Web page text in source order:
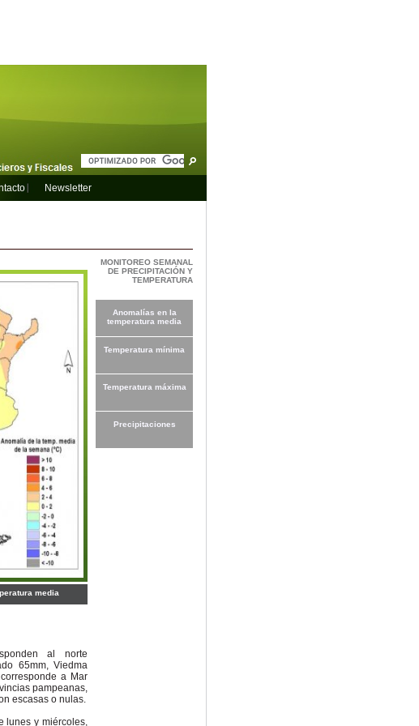
Newsletter
MONITOREO SEMANAL
DE PRECIPITACIÓN Y
TEMPERATURA
Anomalías en la
temperatura media
Temperatura mínima
Temperatura máxima
Precipitaciones
media
al norte
65mm, Viedma
a Mar
pampeanas,
escasas o nulas.
lunes y miércoles,